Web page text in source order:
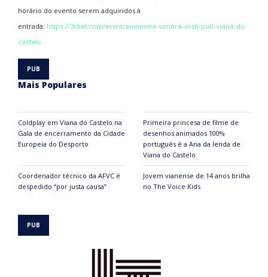
horário do evento serem adquiridos à
entrada: https://3cket.com/event/anemona-sonora-irish-pub-viana-do-
castelo
Mais Populares
Coldplay em Viana do Castelo na
Gala de encerramento da Cidade
Europeia do Desporto
Primeira princesa de filme de
desenhos animados 100%
português é a Ana da lenda de
Viana do Castelo
Coordenador técnico da AFVC é
despedido “por justa causa”
Jovem vianense de 14 anos brilha
no The Voice Kids